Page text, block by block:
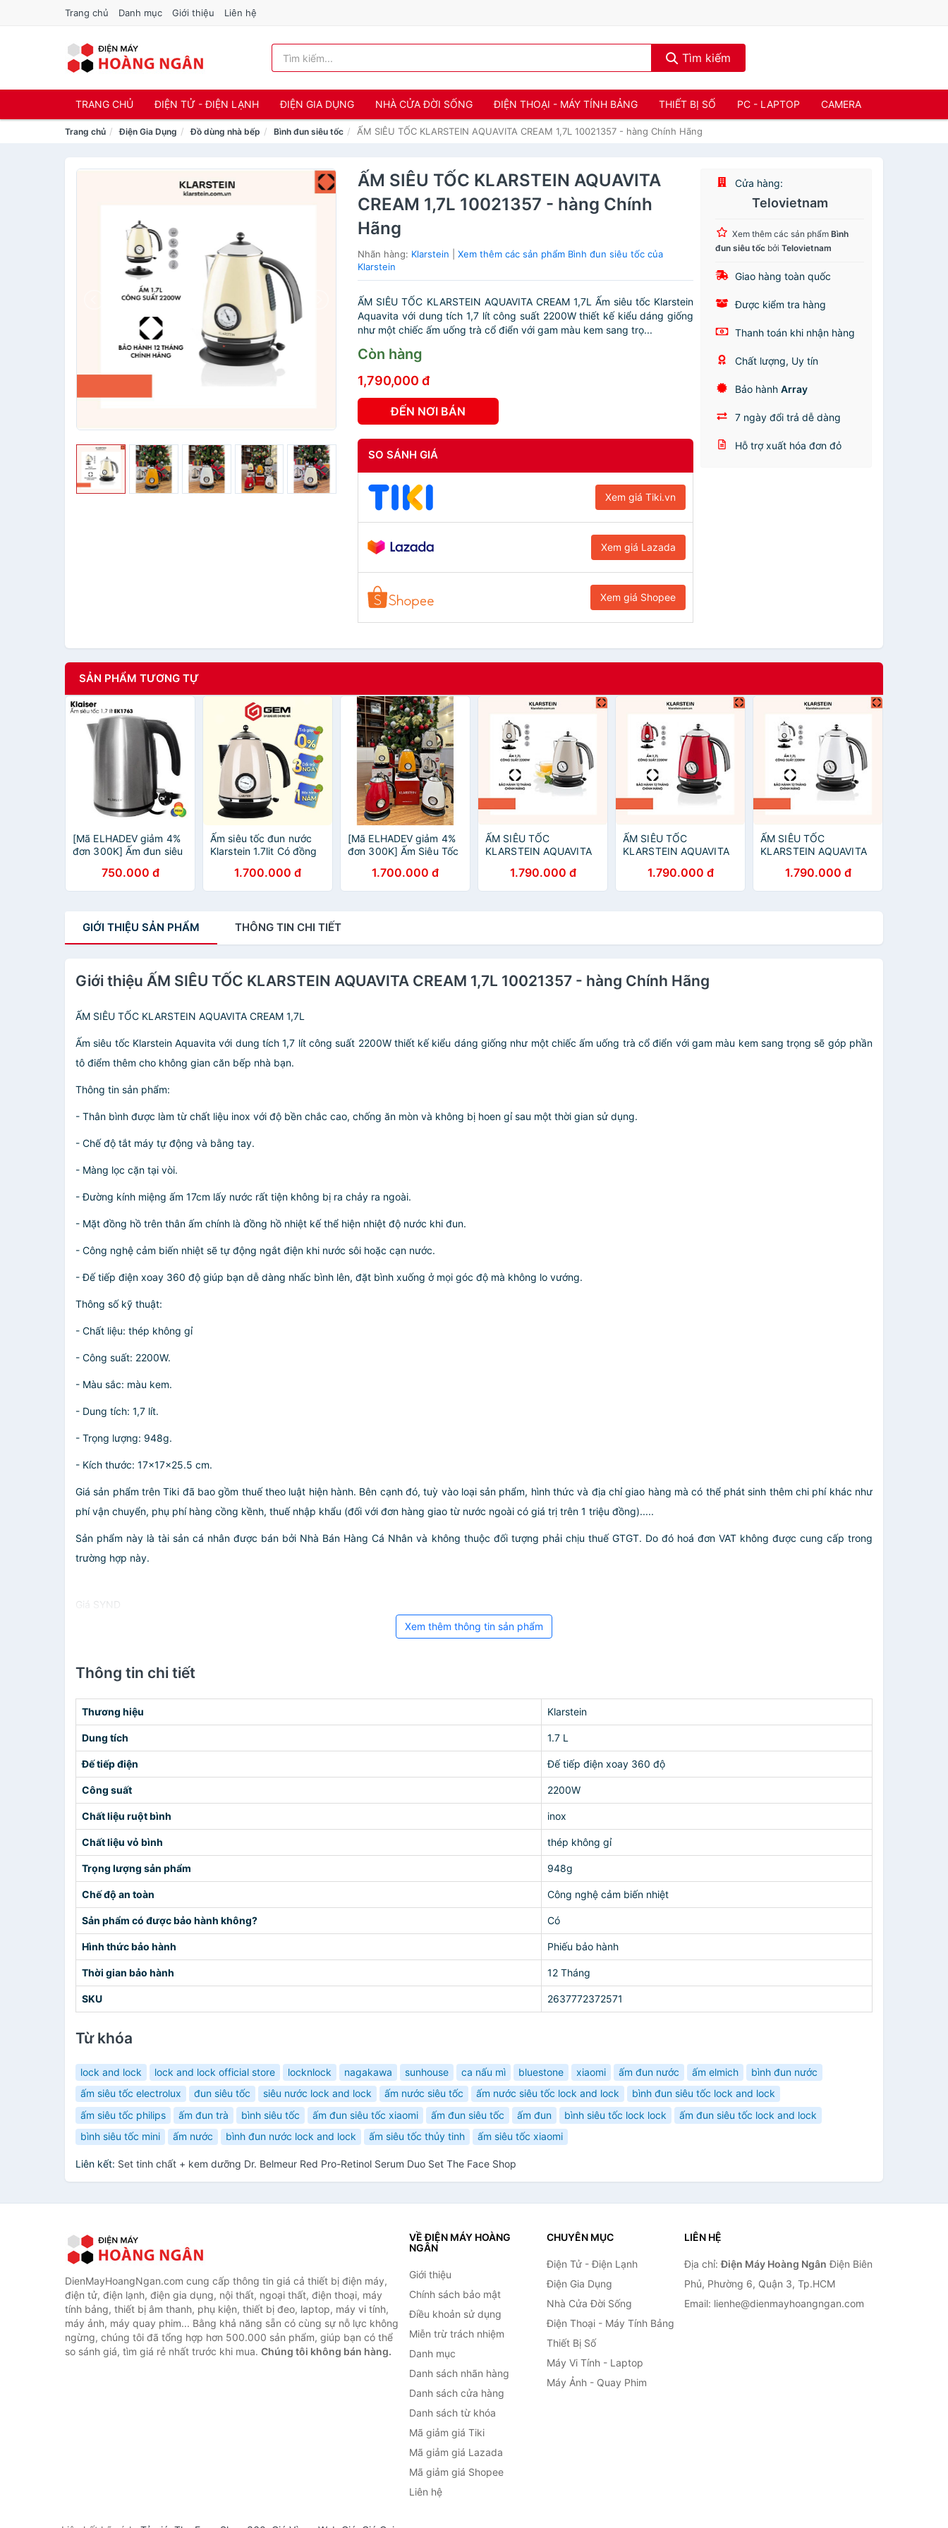
Trang chủ Danh mục Giới thiệu Liên hệ
Tìm kiếm
TRANG CHỦ ĐIỆN TỬ - ĐIỆN LẠNH ĐIỆN GIA DỤNG NHÀ CỬA ĐỜI SỐNG ĐIỆN THOẠI - MÁY TÍNH BẢNG THIẾT BỊ SỐ PC - LAPTOP CAMERA
Trang chủ Điện Gia Dụng Đồ dùng nhà bếp Bình đun siêu tốc ẤM SIÊU TỐC KLARSTEIN AQUAVITA CREAM 1,7L 10021357 - hàng Chính Hãng
ẤM SIÊU TỐC KLARSTEIN AQUAVITA
CREAM 1,7L 10021357 - hàng Chính
Hãng
Nhãn hàng: Klarstein |Xem thêm các sản phẩm Bình đun siêu tốc của
Klarstein
ẤM SIÊU TỐC KLARSTEIN AQUAVITA CREAM 1,7L Ấm siêu tốc Klarstein
Aquavita với dung tích 1,7 lít công suất 2200W thiết kế kiểu dáng giống
như một chiếc ấm uống trà cổ điển với gam màu kem sang trọ...
Còn hàng
1,790,000 đ
ĐẾN NƠI BÁN
SO SÁNH GIÁ
Xem giá Tiki.vn
Xem giá Lazada
Xem giá Shopee
Cửa hàng:
Telovietnam
Xem thêm các sản phẩmBình
đun siêu tốc bởiTelovietnam
Giao hàng toàn quốc
Được kiểm tra hàng
Thanh toán khi nhận hàng
Chất lượng, Uy tín
Bảo hànhArray
7 ngày đổi trả dễ dàng
Hỗ trợ xuất hóa đơn đỏ
SẢN PHẨM TƯƠNG TỰ
[Mã ELHADEV giảm 4%
đơn 300K] Ấm đun siêu
2200W EK1765 tiêu
chuẩn Pháp.
750.000 đ
Ấm siêu tốc đun nước
Klarstein 1.7lit Có đồng
1.700.000 đ
[Mã ELHADEV giảm 4%
đơn 300K] Ấm Siêu Tốc
(Nhập Đức)
1.700.000 đ
ẤM SIÊU TỐC
KLARSTEIN AQUAVITA
- Hàng Chính Hãng
1.790.000 đ
ẤM SIÊU TỐC
KLARSTEIN AQUAVITA
Hàng Chính Hãng
1.790.000 đ
ẤM SIÊU TỐC
KLARSTEIN AQUAVITA
Hàng Chính Hãng
1.790.000 đ
GIỚI THIỆU SẢN PHẨM THÔNG TIN CHI TIẾT
Giới thiệu ẤM SIÊU TỐC KLARSTEIN AQUAVITA CREAM 1,7L 10021357 - hàng Chính Hãng
ẤM SIÊU TỐC KLARSTEIN AQUAVITA CREAM 1,7L
Ấm siêu tốc Klarstein Aquavita với dung tích 1,7 lít công suất 2200W thiết kế kiểu dáng giống như một chiếc ấm uống trà cổ điển với gam màu kem sang trọng sẽ góp phần
tô điểm thêm cho không gian căn bếp nhà bạn.
Thông tin sản phẩm:
- Thân bình được làm từ chất liệu inox với độ bền chắc cao, chống ăn mòn và không bị hoen gỉ sau một thời gian sử dụng.
- Chế độ tắt máy tự động và bằng tay.
- Màng lọc cặn tại vòi.
- Đường kính miệng ấm 17cm lấy nước rất tiện không bị ra chảy ra ngoài.
- Mặt đồng hồ trên thân ấm chính là đồng hồ nhiệt kế thể hiện nhiệt độ nước khi đun.
- Công nghệ cảm biến nhiệt sẽ tự động ngắt điện khi nước sôi hoặc cạn nước.
- Đế tiếp điện xoay 360 độ giúp bạn dễ dàng nhấc bình lên, đặt bình xuống ở mọi góc độ mà không lo vướng.
Thông số kỹ thuật:
- Chất liệu: thép không gỉ
- Công suất: 2200W.
- Màu sắc: màu kem.
- Dung tích: 1,7 lít.
- Trọng lượng: 948g.
- Kích thước: 17x17x25.5 cm.
Giá sản phẩm trên Tiki đã bao gồm thuế theo luật hiện hành. Bên cạnh đó, tuỳ vào loại sản phẩm, hình thức và địa chỉ giao hàng mà có thể phát sinh thêm chi phí khác như
phí vận chuyển, phụ phí hàng cồng kềnh, thuế nhập khẩu (đối với đơn hàng giao từ nước ngoài có giá trị trên 1 triệu đồng).....
Sản phẩm này là tài sản cá nhân được bán bởi Nhà Bán Hàng Cá Nhân và không thuộc đối tượng phải chịu thuế GTGT. Do đó hoá đơn VAT không được cung cấp trong
trường hợp này.
Giá SYND
Xem thêm thông tin sản phẩm
Thông tin chi tiết
Thương hiệu Klarstein
Dung tích 1.7 L
Đế tiếp điện Đế tiếp điện xoay 360 độ
Công suất 2200W
Chất liệu ruột bình inox
Chất liệu vỏ bình thép không gỉ
Trọng lượng sản phẩm 948g
Chế độ an toàn Công nghệ cảm biến nhiệt
Sản phẩm có được bảo hành không? Có
Hình thức bảo hành Phiếu bảo hành
Thời gian bảo hành 12 Tháng
SKU 2637772372571
Từ khóa
lock and lock lock and lock official store locknlock nagakawa sunhouse ca nấu mì bluestone xiaomi ấm đun nước ấm elmich
bình đun nước
ấm siêu tốc electrolux
đun siêu tốc siêu nước lock and lock ấm nước siêu tốc ấm nước siêu tốc lock and lock
bình đun siêu tốc lock and lock
ấm siêu tốc philips
ấm đun trà bình siêu tốc ấm đun siêu tốc xiaomi ấm đun siêu tốc ấm đun bình siêu tốc lock lock
ấm đun siêu tốc lock and lock
bình siêu tốc mini
ấm nước bình đun nước lock and lock ấm siêu tốc thủy tinh ấm siêu tốc xiaomi
Liên kết: Set tinh chất + kem dưỡng Dr. Belmeur Red Pro-Retinol Serum Duo Set The Face Shop
DienMayHoangNgan.com cung cấp thông tin giá cả thiết bị điện máy,
điện tử, điện lạnh, điện gia dụng, nội thất, ngoại thất, điện thoại, máy
tính bảng, thiết bị âm thanh, phụ kiện, thiết bị đeo, laptop, máy vi tính,
máy ảnh, máy quay phim... Bằng khả năng sẵn có cùng sự nỗ lực không
ngừng, chúng tôi đã tổng hợp hơn 500.000 sản phẩm, giúp bạn có thể
so sánh giá, tìm giá rẻ nhất trước khi mua. Chúng tôi không bán hàng.
VỀ ĐIỆN MÁY HOÀNG
NGÂN
Giới thiệu
Chính sách bảo mật
Điều khoản sử dụng
Miễn trừ trách nhiệm
Danh mục
Danh sách nhãn hàng
Danh sách cửa hàng
Danh sách từ khóa
Mã giảm giá Tiki
Mã giảm giá Lazada
Mã giảm giá Shopee
Liên hệ
CHUYÊN MỤC
Điện Tử - Điện Lạnh
Điện Gia Dụng
Nhà Cửa Đời Sống
Điện Thoại - Máy Tính Bảng
Thiết Bị Số
Máy Vi Tính - Laptop
Máy Ảnh - Quay Phim
LIÊN HỆ
Địa chỉ:Điện Máy Hoàng Ngân Điện Biên
Phủ, Phường 6, Quận 3, Tp.HCM
Email: lienhe@dienmayhoangngan.com